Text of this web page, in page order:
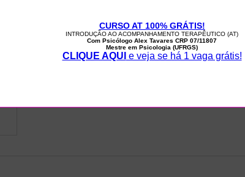
sem dedicatória.
cidade, CEP, pais).